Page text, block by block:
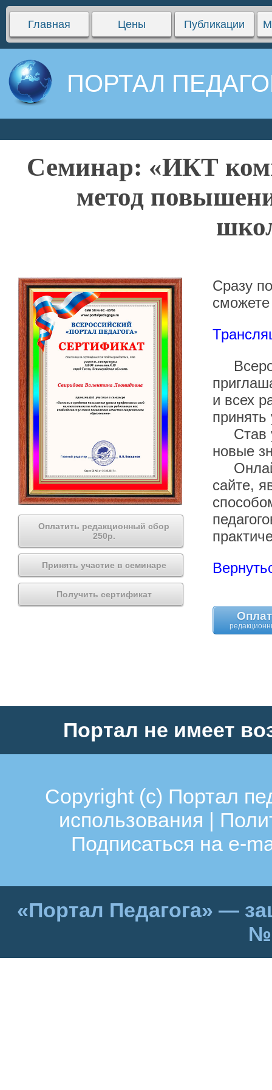
Главная Цены Публикации
ПОРТАЛ
Семинар: «ИКТ
метод
Оплатить редакционный сбор
250р.
Принять участие в семинаре
Получить сертификат
Сразу
и всех
принять
Став
новые
сайте,
Портал не имеет
Copyright (c) Портал
использования
Подписаться на e-
«Портал Педагога» —